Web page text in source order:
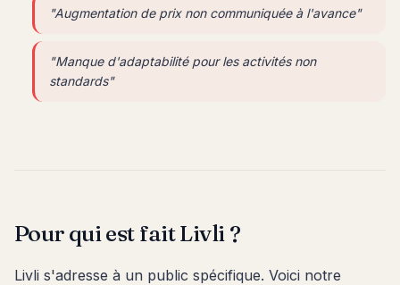
"Augmentation de prix non communiquée à l'avance"
"Manque d'adaptabilité pour les activités non
standards"
Pour qui est fait Livli ?
Livli s'adresse à un public spécifique. Voici notre